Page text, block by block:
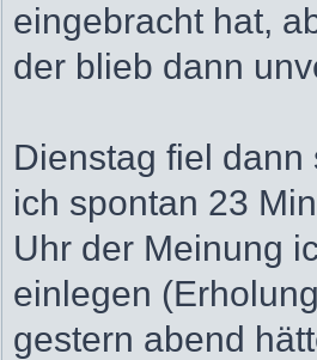
eingebracht hat,
der blieb dann
Dienstag fiel
ich spontan 23
Uhr der Meinung
einlegen
gestern abend